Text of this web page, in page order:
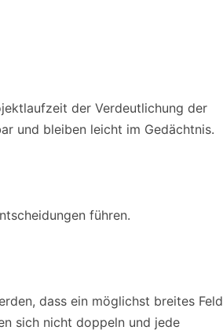
der Verdeutlichung der
und bleiben leicht im Gedächtnis.
führen.
dass ein möglichst breites Feld
sich nicht doppeln und jede